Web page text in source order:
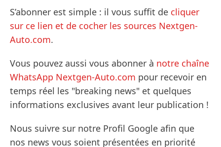
S’abonner est simple : il vous suffit de cliquer
sur ce lien et de cocher les sources Nextgen-
Auto.com.
Vous pouvez aussi vous abonner à notre chaîne
WhatsApp Nextgen-Auto.com pour recevoir en
temps réel les "breaking news" et quelques
informations exclusives avant leur publication !
Nous suivre sur notre Profil Google afin que
nos news vous soient présentées en priorité